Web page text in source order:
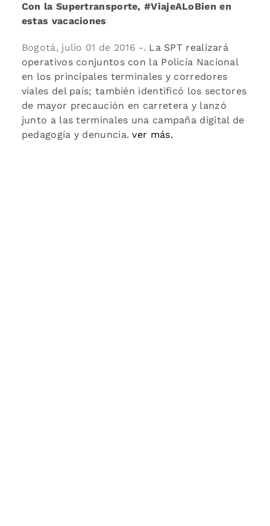
Con la Supertransporte, #ViajeALoBien en
estas vacaciones
Bogotá, julio 01 de 2016 -. La SPT realizará
operativos conjuntos con la Policía Nacional
en los principales terminales y corredores
viales del país; también identificó los sectores
de mayor precaución en carretera y lanzó
junto a las terminales una campaña digital de
pedagogía y denuncia.ver más.